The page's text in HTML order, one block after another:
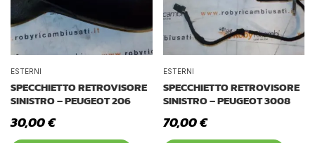
ESTERNI
SPECCHIETTO RETROVISORE
SINISTRO – PEUGEOT 206
30,00€
ESTERNI
SPECCHIETTO RETROVISORE
SINISTRO – PEUGEOT 3008
70,00€